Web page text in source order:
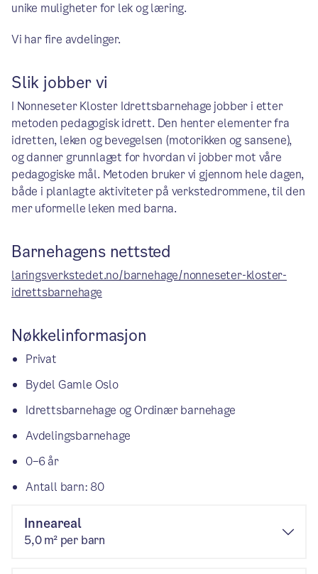
unike muligheter for lek og læring.
Vi har fire avdelinger.
Slik jobber vi
I Nonneseter Kloster Idrettsbarnehage jobber i etter
metoden pedagogisk idrett. Den henter elementer fra
idretten, leken og bevegelsen (motorikken og sansene),
og danner grunnlaget for hvordan vi jobber mot våre
pedagogiske mål. Metoden bruker vi gjennom hele dagen,
både i planlagte aktiviteter på verkstedrommene, til den
mer uformelle leken med barna.
Barnehagens nettsted
laringsverkstedet.no/barnehage/nonneseter-kloster-
idrettsbarnehage
Nøkkelinformasjon
Privat
Bydel Gamle Oslo
Idrettsbarnehage og Ordinær barnehage
Avdelingsbarnehage
0–6 år
Antall barn: 80
Inneareal
5,0 m² per barn